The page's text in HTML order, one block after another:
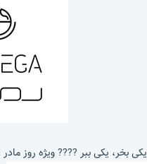
یکی بخر، یکی ببر ???? ویژه روز مادر